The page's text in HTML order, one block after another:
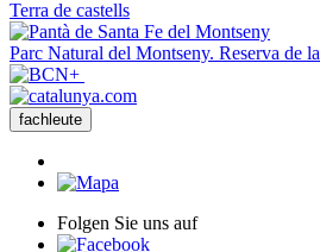
Terra de castells
Parc Natural del Montseny. Reserva de
fachleute
Folgen Sie uns auf